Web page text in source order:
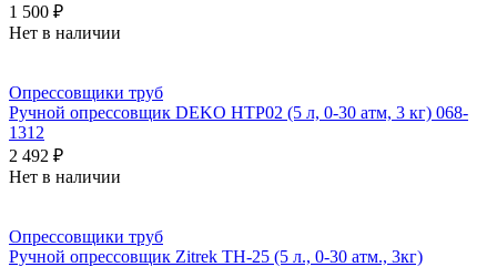
1 500 ₽
Нет в наличии
Опрессовщики труб
Ручной опрессовщик DEKO HTP02 (5 л, 0-30 атм, 3 кг) 068-
1312
2 492 ₽
Нет в наличии
Опрессовщики труб
Ручной опрессовщик Zitrek TH-25 (5 л., 0-30 атм., 3кг)